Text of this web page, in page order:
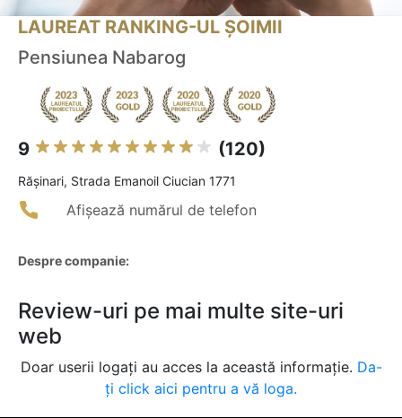
LAUREAT RANKING-UL ȘOIMII
Pensiunea Nabarog
9 (120)
Răşinari, Strada Emanoil Ciucian 1771
Afișează numărul de telefon
Despre companie:
Review-uri pe mai multe site-uri
web
Doar userii logați au acces la această informație. Da-
ți click aici pentru a vă loga.